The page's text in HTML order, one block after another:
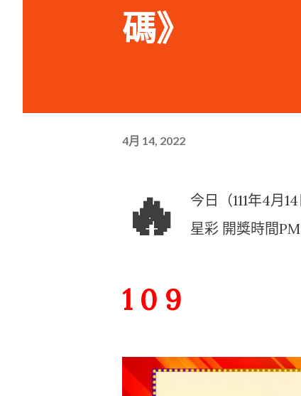
碼》
4月 14, 2022
🔥
今日（111年4月
星彩 開獎時間
1 0 9